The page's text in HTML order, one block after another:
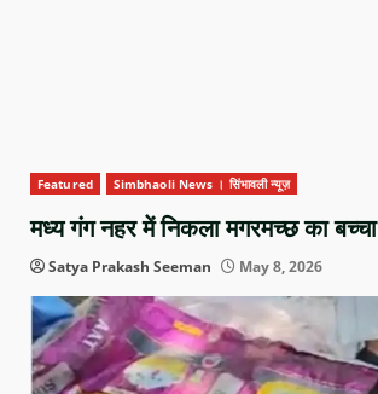
Featured Simbhaoli News । सिंभावली न्यूज़
मध्य गंग नहर में निकला मगरमच्छ का बच्चा
Satya Prakash Seeman May 8, 2026